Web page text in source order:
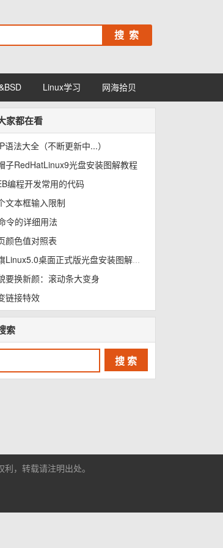
Linux学习 网海拾贝
家都在看
语法大全（不断更新中...）
子RedHatLinux9光盘安装图解教程
编程开发常用的代码
文本框输入限制
令的详细用法
颜色值对照表
Linux5.0桌面正式版光盘安装图解教程
要换新颜：滚动条大变身
链接特效
索
，转载请注明出处。